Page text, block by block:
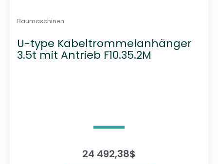
Baumaschinen
U-type Kabeltrommelanhänger
3.5t mit Antrieb F10.35.2M
24 492,38$